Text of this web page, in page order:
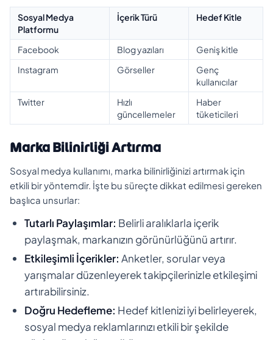
Sosyal Medya
Platformu
İçerik Türü Hedef Kitle
Facebook Blog yazıları
Geniş kitle
Instagram
Görseller
Genç
kullanıcılar
Twitter
Hızlı
güncellemeler
Haber
tüketicileri
Marka Bilinirliği Artırma
Sosyal medya kullanımı, marka bilinirliğinizi artırmak için
etkili bir yöntemdir. İşte bu süreçte dikkat edilmesi gereken
başlıca unsurlar:
Tutarlı Paylaşımlar: Belirli aralıklarla içerik
paylaşmak, markanızın görünürlüğünü artırır.
Etkileşimli İçerikler: Anketler, sorular veya
yarışmalar düzenleyerek takipçilerinizle etkileşimi
artırabilirsiniz.
Doğru Hedefleme: Hedef kitlenizi iyi belirleyerek,
sosyal medya reklamlarınızı etkili bir şekilde